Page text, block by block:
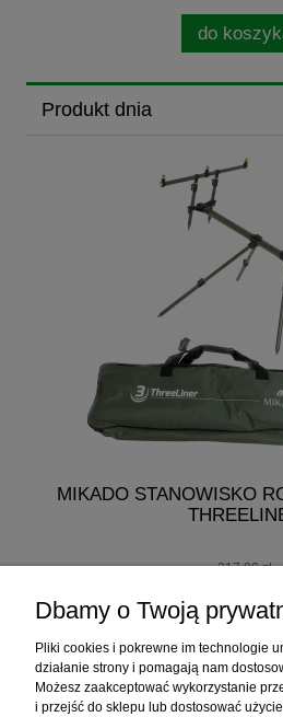
do
Produkt dnia
MIKADO STANOWISKO
217,00 zł
do koszyka
Dbamy o Twoją
Pliki cookies i pokrewne im technologie
działanie strony i pomagają nam
Możesz zaakceptować wykorzystanie
i przejść do sklepu lub dostosować